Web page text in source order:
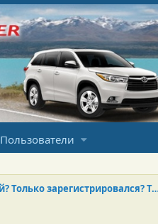
Пользователи
Новенький? Только